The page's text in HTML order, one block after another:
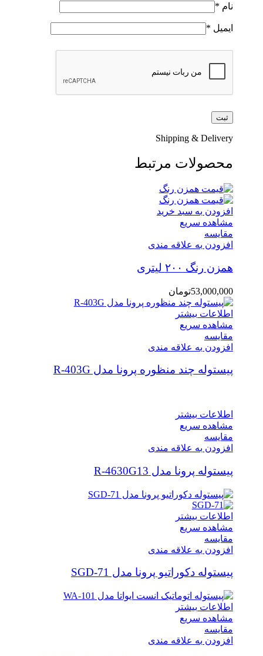
نام *
ایمیل *
Shipping & Delivery
محصولات مرتبط
افزودن به سبد خرید
مشاهده سریع
مقایسه
افزودن به علاقه مندی
همزن رنگ ۲۰۰ لیتری
53,000,000تومان
اطلاعات بیشتر
مشاهده سریع
مقایسه
افزودن به علاقه مندی
پیستوله چند منظوره پرونا مدل R-403G
اطلاعات بیشتر
مشاهده سریع
مقایسه
افزودن به علاقه مندی
پیستوله پرونا مدل R-4630G13
اطلاعات بیشتر
مشاهده سریع
مقایسه
افزودن به علاقه مندی
پیستوله دکوراتیو پرونا مدل SGD-71
اطلاعات بیشتر
مشاهده سریع
مقایسه
افزودن به علاقه مندی